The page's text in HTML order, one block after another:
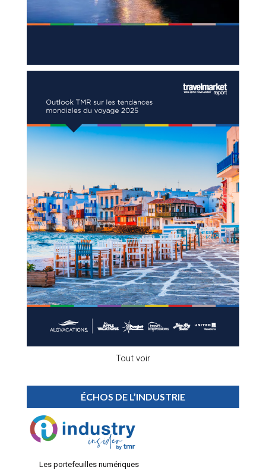
Tout voir
ÉCHOS DE L’INDUSTRIE
Les portefeuilles numériques